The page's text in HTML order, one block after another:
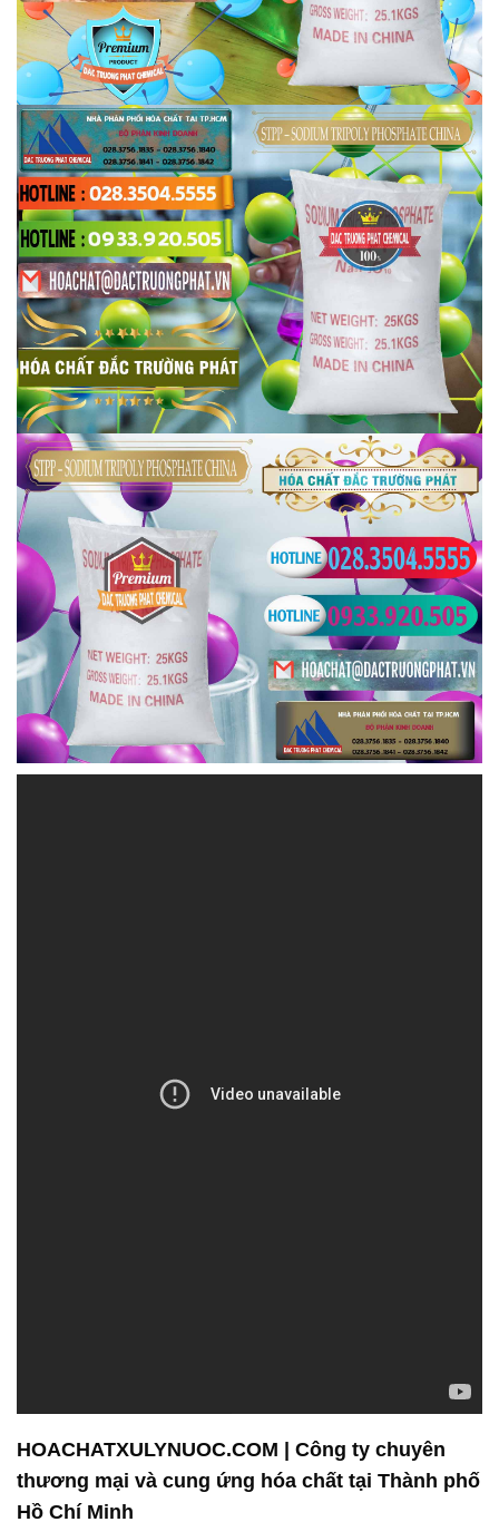
HOACHATXULYNUOC.COM | Công ty chuyên
thương mại và cung ứng hóa chất tại Thành phố
Hồ Chí Minh